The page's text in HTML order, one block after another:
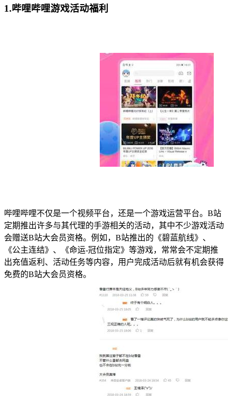
1.哔哩哔哩游戏活动福利
哔哩哔哩不仅是一个视频平台，还是一个游戏运营平台。B站
定期推出许多与其代理的手游相关的活动，其中不少游戏活动
会赠送B站大会员资格。例如，B站推出的《碧蓝航线》、
《公主连结》、《命运-冠位指定》等游戏，常常会不定期推
出充值返利、活动任务等内容，用户完成活动后就有机会获得
免费的B站大会员资格。